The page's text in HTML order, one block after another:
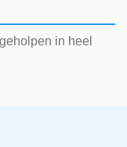
in heel